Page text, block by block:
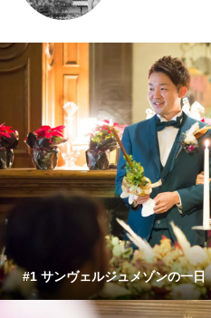
#1 サンヴェルジュメゾンの一日